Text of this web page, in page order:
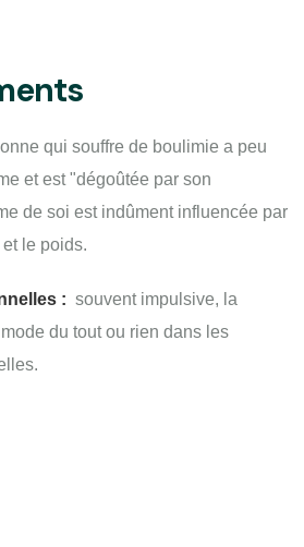
qui souffre de boulimie a peu
et est "dégoûtée par son
de soi est indûment influencée par
le poids.
: souvent impulsive, la
du tout ou rien dans les